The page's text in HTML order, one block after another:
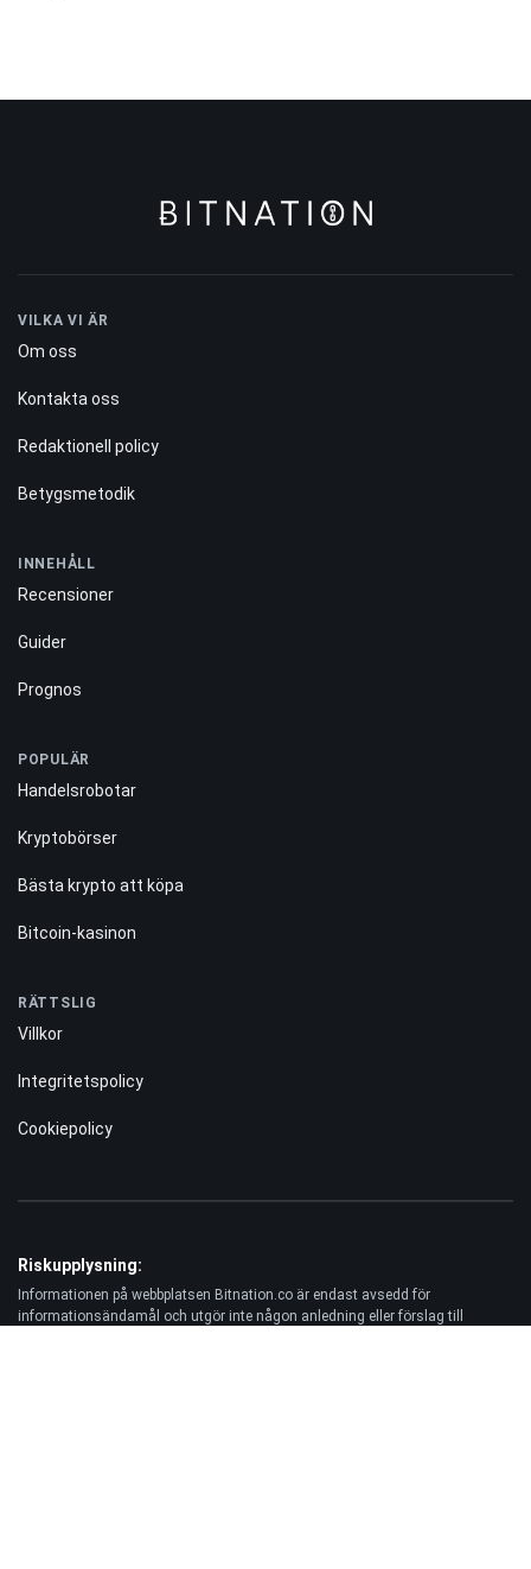
VILKA VI ÄR
Om oss
Kontakta oss
Redaktionell policy
Betygsmetodik
INNEHÅLL
Recensioner
Guider
Prognos
POPULÄR
Handelsrobotar
Kryptobörser
Bästa krypto att köpa
Bitcoin-kasinon
RÄTTSLIG
Villkor
Integritetspolicy
Cookiepolicy
Riskupplysning:
Informationen på webbplatsen Bitnation.co är endast avsedd för
informationsändamål och utgör inte någon anledning eller förslag till